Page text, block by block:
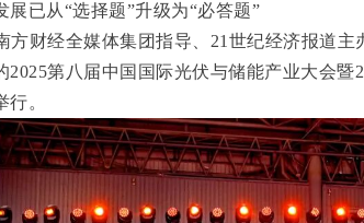
展已从“选择题”升级为“必答题”
方财经全媒体集团指导、21世纪经济报道
2025第八届中国国际光伏与储能产业大会暨
。